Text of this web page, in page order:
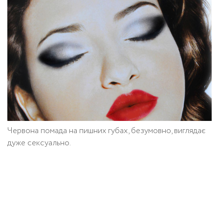
Червона помада на пишних губах, безумовно, виглядає
дуже сексуально.